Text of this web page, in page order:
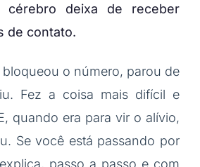
cérebro deixa de receber
de contato.
o número, parou de
Fez a coisa mais difícil e
quando era para vir o alívio,
Se você está passando por
passo a passo e com